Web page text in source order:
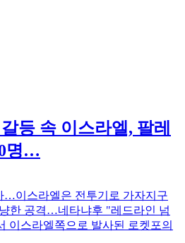
등 속 이스라엘, 팔레
명…
…이스라엘은 전투기로 가자지구
한 공격…네타냐후 "레드라인 넘
이스라엘쪽으로 발사된 로켓포의